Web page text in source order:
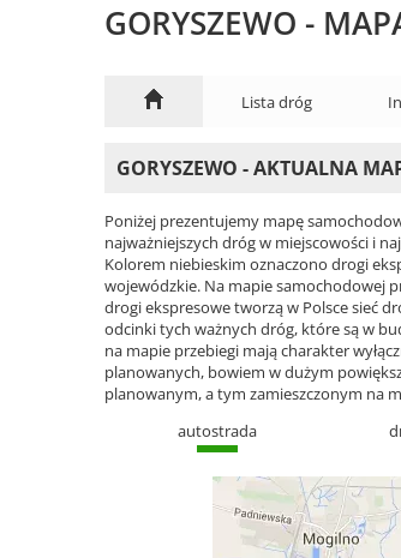
GORYSZEWO -
Lista dróg
GORYSZEWO - AKTUALNA
Poniżej prezentujemy mapę
najważniejszych dróg w miejscowości i
Kolorem niebieskim oznaczono drogi
wojewódzkie. Na mapie samochodowej
drogi ekspresowe tworzą w Polsce sieć
odcinki tych ważnych dróg, które są w
na mapie przebiegi mają charakter
planowanych, bowiem w dużym
planowanym, a tym zamieszczonym na
autostrada